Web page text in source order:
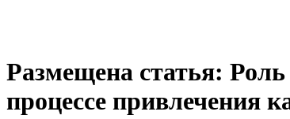
Размещена статья:
процессе привлечения